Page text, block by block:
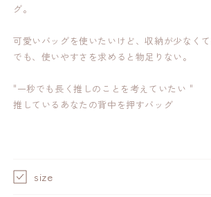
グ。
可愛いバッグを使いたいけど、収納が少なくて
でも、使いやすさを求めると物足りない。
"一秒でも長く推しのことを考えていたい "
推しているあなたの背中を押すバッグ
size